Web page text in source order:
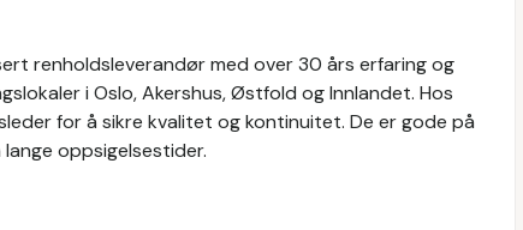
renholdsleverandør med over 30 års erfaring og
i Oslo, Akershus, Østfold og Innlandet. Hos
for å sikre kvalitet og kontinuitet. De er gode på
oppsigelsestider.